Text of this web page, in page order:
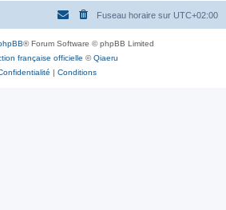
Fuseau horaire sur UTC+02:00
® Forum Software © phpBB Limited
française officielle ©Qiaeru
| Conditions